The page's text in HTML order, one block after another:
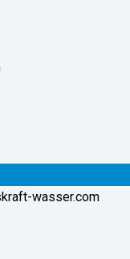
wasser.com